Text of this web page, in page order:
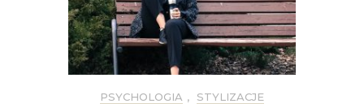
PSYCHOLOGIA , STYLIZACJE